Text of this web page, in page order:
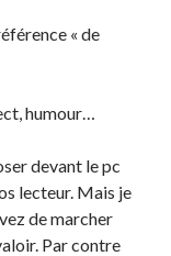
« de
humour…
devant le pc
lecteur. Mais je
de marcher
Par contre